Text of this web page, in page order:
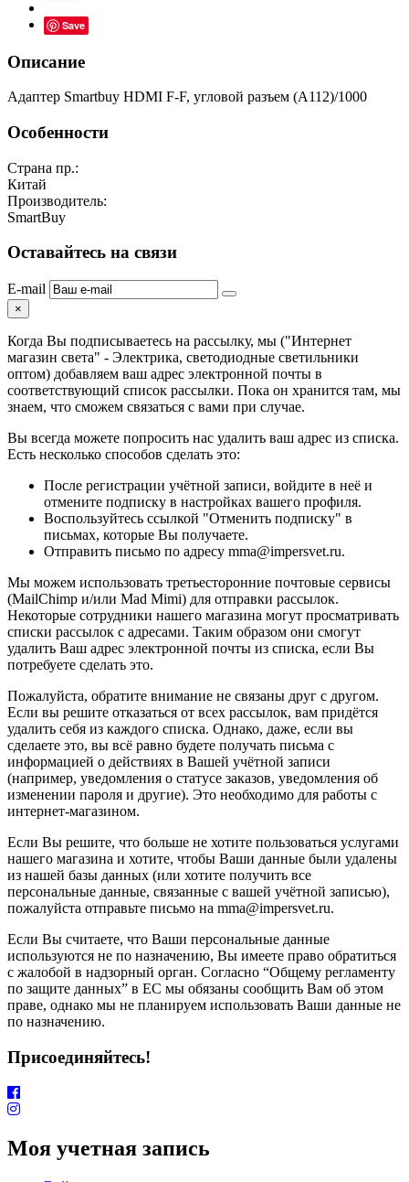
Save
Описание
Адаптер Smartbuy HDMI F-F, угловой разъем (A112)/1000
Особенности
Страна пр.:
Китай
Производитель:
SmartBuy
Оставайтесь на связи
E-mail
×
Когда Вы подписываетесь на рассылку, мы ("Интернет
магазин света" - Электрика, светодиодные светильники
оптом) добавляем ваш адрес электронной почты в
соответствующий список рассылки. Пока он хранится там, мы
знаем, что сможем связаться с вами при случае.
Вы всегда можете попросить нас удалить ваш адрес из списка.
Есть несколько способов сделать это:
После регистрации учётной записи, войдите в неё и
отмените подписку в настройках вашего профиля.
Воспользуйтесь ссылкой "Отменить подписку" в
письмах, которые Вы получаете.
Отправить письмо по адресу mma@impersvet.ru.
Мы можем использовать третьесторонние почтовые сервисы
(MailChimp и/или Mad Mimi) для отправки рассылок.
Некоторые сотрудники нашего магазина могут просматривать
списки рассылок с адресами. Таким образом они смогут
удалить Ваш адрес электронной почты из списка, если Вы
потребуете сделать это.
Пожалуйста, обратите внимание не связаны друг с другом.
Если вы решите отказаться от всех рассылок, вам придётся
удалить себя из каждого списка. Однако, даже, если вы
сделаете это, вы всё равно будете получать письма с
информацией о действиях в Вашей учётной записи
(например, уведомления о статусе заказов, уведомления об
изменении пароля и другие). Это необходимо для работы с
интернет-магазином.
Если Вы решите, что больше не хотите пользоваться услугами
нашего магазина и хотите, чтобы Ваши данные были удалены
из нашей базы данных (или хотите получить все
персональные данные, связанные с вашей учётной записью),
пожалуйста отправьте письмо на mma@impersvet.ru.
Если Вы считаете, что Ваши персональные данные
используются не по назначению, Вы имеете право обратиться
с жалобой в надзорный орган. Согласно “Общему регламенту
по защите данных” в ЕС мы обязаны сообщить Вам об этом
праве, однако мы не планируем использовать Ваши данные не
по назначению.
Присоединяйтесь!
Моя учетная запись